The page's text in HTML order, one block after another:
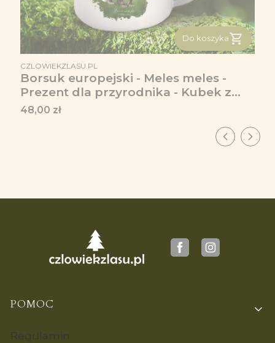
Do koszyka
PRODUCENT
CZLOWIEKZLASU.PL
Borsuk europejski - Meles meles -
Prezent dla przyrodnika - Kubek z
borsukiem - Kubek emaliowany
Cena
48,00 zł
Linki w stopce
POMOC